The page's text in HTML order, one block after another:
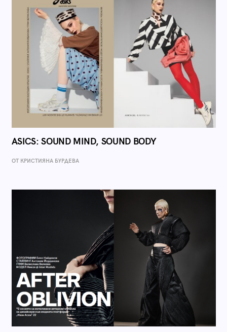
ASICS: SOUND MIND, SOUND BODY
ОТ КРИСТИЯНА БУРДЕВА